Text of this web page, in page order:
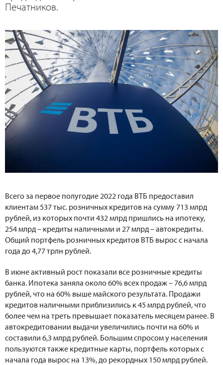
Печатников.
Всего за первое полугодие 2022 года ВТБ предоставил
клиентам 537 тыс. розничных кредитов на сумму 713 млрд
рублей, из которых почти 432 млрд пришлись на ипотеку,
254 млрд – кредиты наличными и 27 млрд – автокредиты.
Общий портфель розничных кредитов ВТБ вырос с начала
года до 4,77 трлн рублей.
В июне активный рост показали все розничные кредиты
банка. Ипотека заняла около 60% всех продаж – 76,6 млрд
рублей, что на 60% выше майского результата. Продажи
кредитов наличными приблизились к 45 млрд рублей, что
более чем на треть превышает показатель месяцем ранее. В
автокредитовании выдачи увеличились почти на 60% и
составили 6,3 млрд рублей. Большим спросом у населения
пользуются также кредитные карты, портфель которых с
начала года вырос на 13%, до рекордных 150 млрд рублей.